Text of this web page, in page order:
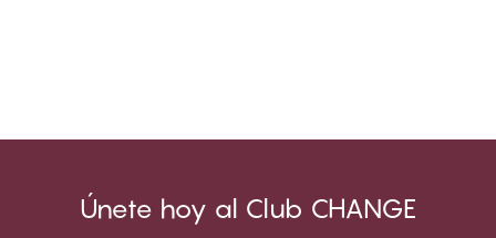
Únete hoy al Club CHANGE